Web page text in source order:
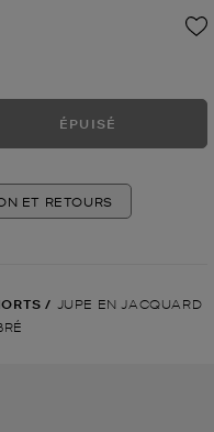
ÉPUISÉ
ET RETOURS
/ JUPE EN JACQUARD